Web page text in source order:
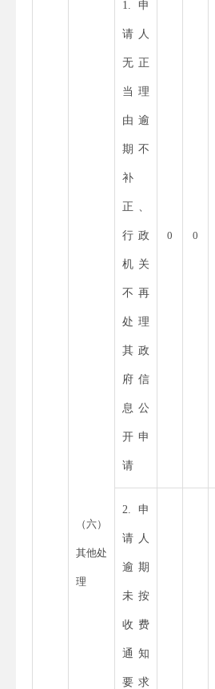
（六）
其他处
理
1.申
请人
无正
当理
由逾
期不
补
正、
行政
机关
不再
处理
其政
府信
息公
开申
请
0 0
2.申
请人
逾期
未按
收费
通知
要求